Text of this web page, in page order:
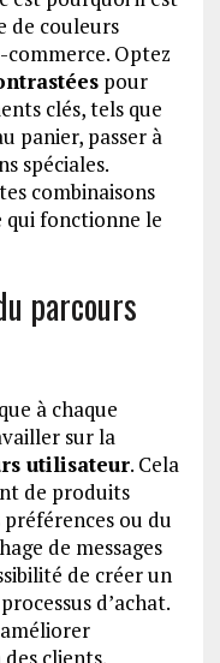
de couleurs
Optez
pour
clés, tels que
panier, passer à
spéciales.
combinaisons
fonctionne le
parcours
à chaque
sur la
utilisateur. Cela
de produits
ou du
de messages
de créer un
d’achat.
clients.